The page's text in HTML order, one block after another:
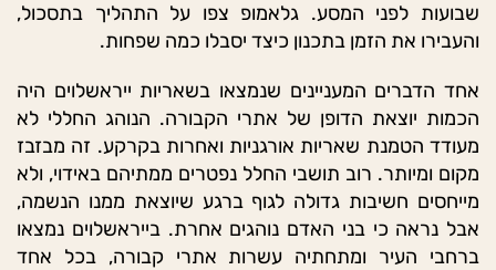
שבועות לפני המסע. גלאמופ צפו על התהליך בתסכול,
והעבירו את הזמן בתכנון כיצד יסבלו כמה שפחות.
אחד הדברים המעניינים שנמצאו בשאריות ייראשלוים היה
הכמות יוצאת הדופן של אתרי הקבורה. הנוהג החללי לא
מעודד הטמנת שאריות אורגניות ואחרות בקרקע. זה מבזבז
מקום ומיותר. רוב תושבי החלל נפטרים ממתיהם באידוי, ולא
מייחסים חשיבות גדולה לגוף ברגע שיוצאת ממנו הנשמה,
אבל נראה כי בני האדם נוהגים אחרת. בייראשלוים נמצאו
ברחבי העיר ומתחתיה עשרות אתרי קבורה, בכל אחד